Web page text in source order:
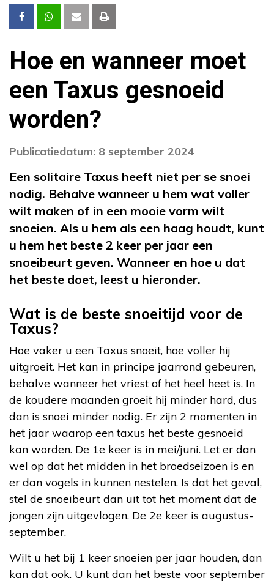
Hoe en wanneer moet
een Taxus gesnoeid
worden?
Publicatiedatum: 8 september 2024
Een solitaire Taxus heeft niet per se snoei
nodig. Behalve wanneer u hem wat voller
wilt maken of in een mooie vorm wilt
snoeien. Als u hem als een haag houdt, kunt
u hem het beste 2 keer per jaar een
snoeibeurt geven. Wanneer en hoe u dat
het beste doet, leest u hieronder.
Wat is de beste snoeitijd voor de
Taxus?
Hoe vaker u een Taxus snoeit, hoe voller hij
uitgroeit. Het kan in principe jaarrond gebeuren,
behalve wanneer het vriest of het heel heet is. In
de koudere maanden groeit hij minder hard, dus
dan is snoei minder nodig. Er zijn 2 momenten in
het jaar waarop een taxus het beste gesnoeid
kan worden. De 1e keer is in mei/juni. Let er dan
wel op dat het midden in het broedseizoen is en
er dan vogels in kunnen nestelen. Is dat het geval,
stel de snoeibeurt dan uit tot het moment dat de
jongen zijn uitgevlogen. De 2e keer is augustus-
september.
Wilt u het bij 1 keer snoeien per jaar houden, dan
kan dat ook. U kunt dan het beste voor september